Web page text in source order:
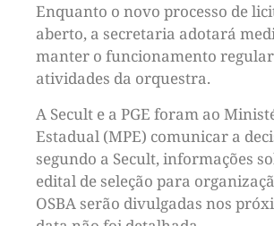
Enquanto o novo processo de
aberto, a secretaria adotará
manter o funcionamento
atividades da orquestra.
A Secult e a PGE foram ao
Estadual (MPE) comunicar a
segundo a Secult, informações
edital de seleção para
OSBA serão divulgadas nos